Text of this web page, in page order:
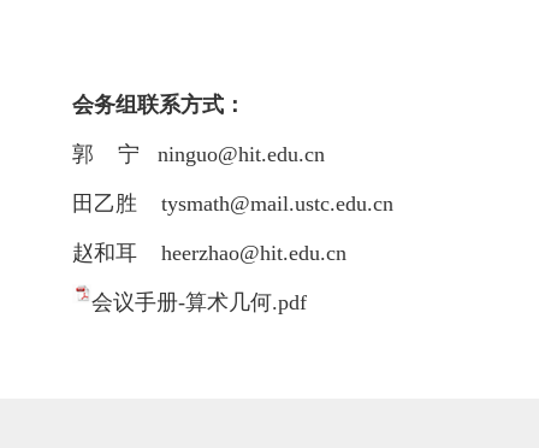
会务组联系方式：
郭 宁 ninguo@hit.edu.cn
田乙胜 tysmath@mail.ustc.edu.cn
赵和耳 heerzhao@hit.edu.cn
会议手册-算术几何.pdf